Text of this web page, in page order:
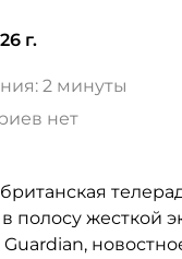
г.
2 минуты
нет
в полосу жесткой